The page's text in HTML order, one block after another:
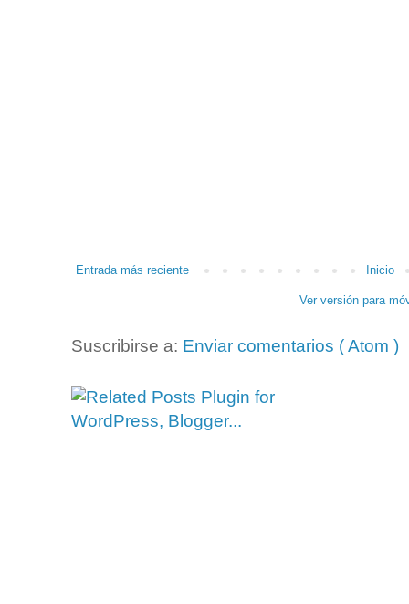
Entrada más reciente Inicio
Ver versión para
Suscribirse a: Enviar comentarios ( Atom )